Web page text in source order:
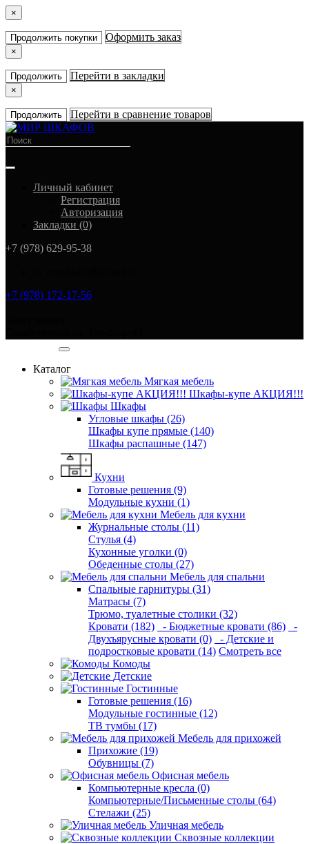
×
Продолжить покупки Оформить заказ
×
Продолжить Перейти в закладки
×
Продолжить Перейти в сравнение товаров
Личный кабинет
Регистрация
Авторизация
Закладки (0)
+7 (978) 629-95-38
+7 (978) 172-17-56
Каталог
Мягкая мебель
Шкафы-купе АКЦИЯ!!!
Шкафы
Угловые шкафы (26)
Шкафы купе прямые (140)
Шкафы распашные (147)
Кухни
Готовые решения (9)
Модульные кухни (1)
Мебель для кухни
Журнальные столы (11)
Стулья (4)
Кухонные уголки (0)
Обеденные столы (27)
Мебель для спальни
Спальные гарнитуры (31)
Матрасы (7)
Трюмо, туалетные столики (32)
Кровати (182)
- Бюджетные кровати (86)
-
Двухъярусные кровати (0)
- Детские и
подростковые кровати (14) Смотреть все
Комоды
Детские
Гостинные
Готовые решения (16)
Модульные гостинные (12)
ТВ тумбы (17)
Мебель для прихожей
Прихожие (19)
Обувницы (7)
Офисная мебель
Компьютерные кресла (0)
Компьютерные/Письменные столы (64)
Стелажи (25)
Уличная мебель
Сквозные коллекции